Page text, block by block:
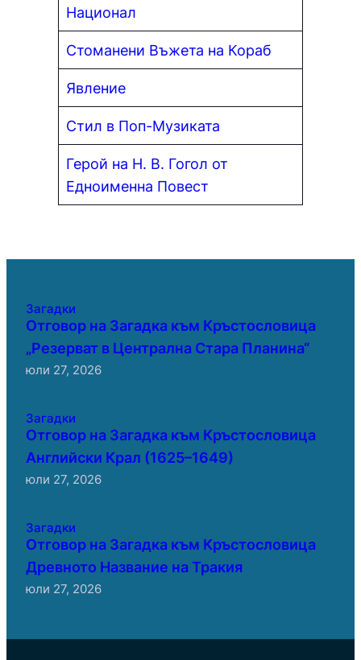
Национал
Стоманени Въжета на Кораб
Явление
Стил в Поп-Музиката
Герой на Н. В. Гогол от
Едноименна Повест
Загадки
Отговор на Загадка към Кръстословица
„Резерват в Централна Стара Планина“
юли 27, 2026
Загадки
Отговор на Загадка към Кръстословица
Английски Крал (1625–1649)
юли 27, 2026
Загадки
Отговор на Загадка към Кръстословица
Древното Название на Тракия
юли 27, 2026